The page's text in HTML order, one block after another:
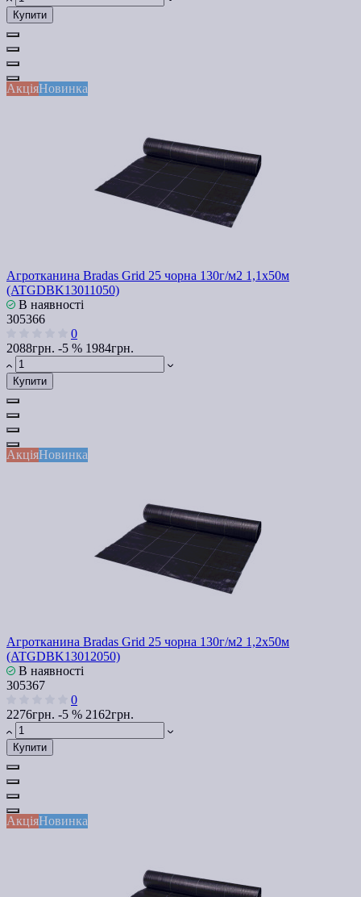
Купити
АкціяНовинка
Агротканина Bradas Grid 25 чорна 130г/м2 1,1x50м
(ATGDBK13011050)
В наявності
305366
0
2088грн. -5 % 1984грн.
Купити
АкціяНовинка
Агротканина Bradas Grid 25 чорна 130г/м2 1,2x50м
(ATGDBK13012050)
В наявності
305367
0
2276грн. -5 % 2162грн.
Купити
АкціяНовинка